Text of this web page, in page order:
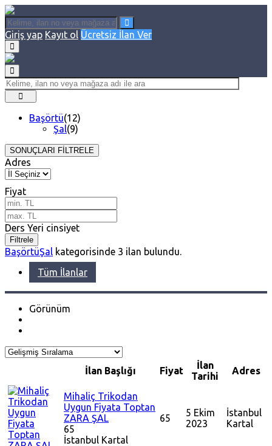
Giriş yap Kayıt ol Ücretsiz İlan Ver
Başörtü(12)
Şal(9)
SONUÇLARI FİLTRELE
Adres
Fiyat
Ders Yeri cinsiyet
Filtrele
BaşörtüŞal kategorisinde 3 ilan bulundu.
Tüm İlanlar
Görünüm
İlan Başlığı Fiyat
İlan
Tarihi
Adres
Mihaliç Trikodan
Uygun Fiyata Toptan
ZARA ŞAL
65
İstanbul Kartal
65
5 Ekim
2023
İstanbul
Kartal